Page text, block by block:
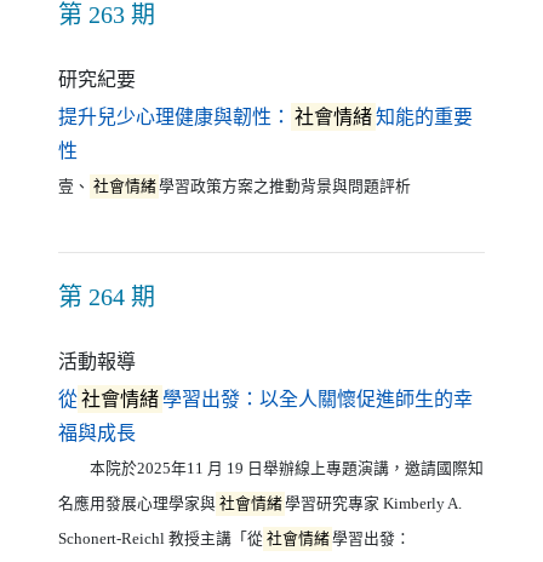
第 263 期
研究紀要
提升兒少心理健康與韌性： 社會情緒知能的重要
性
壹、 社會情緒學習政策方案之推動背景與問題評析
第 264 期
活動報導
從社會情緒學習出發：以全人關懷促進師生的幸
福與成長（另開新視窗）
本院於2025年11 月 19 日舉辦線上專題演講，邀請國際知
名應用發展心理學家與 社會情緒學習研究專家 Kimberly A.
Schonert-Reichl 教授主講「從 社會情緒學習出發：